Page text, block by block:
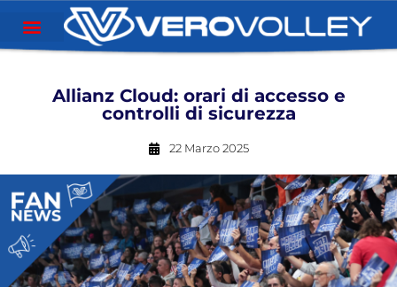
Allianz Cloud: orari di accesso e
controlli di sicurezza
22 Marzo 2025